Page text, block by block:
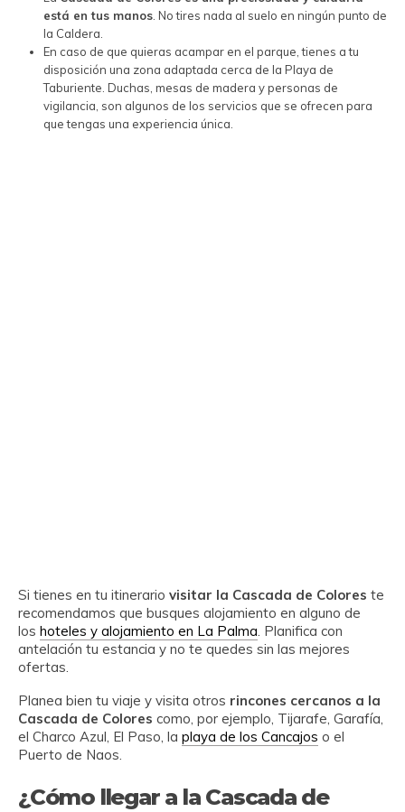
está en tus manos. No tires nada al suelo en ningún punto de
la Caldera.
En caso de que quieras acampar en el parque, tienes a tu
disposición una zona adaptada cerca de la Playa de
Taburiente. Duchas, mesas de madera y personas de
vigilancia, son algunos de los servicios que se ofrecen para
que tengas una experiencia única.
Si tienes en tu itinerario visitar la Cascada de Colores te
recomendamos que busques alojamiento en alguno de
los hoteles y alojamiento en La Palma . Planifica con
antelación tu estancia y no te quedes sin las mejores
ofertas.
Planea bien tu viaje y visita otros rincones cercanos a la
Cascada de Colores como, por ejemplo, Tijarafe, Garafía,
el Charco Azul, El Paso, la playa de los Cancajos o el
Puerto de Naos.
¿Cómo llegar a la Cascada de